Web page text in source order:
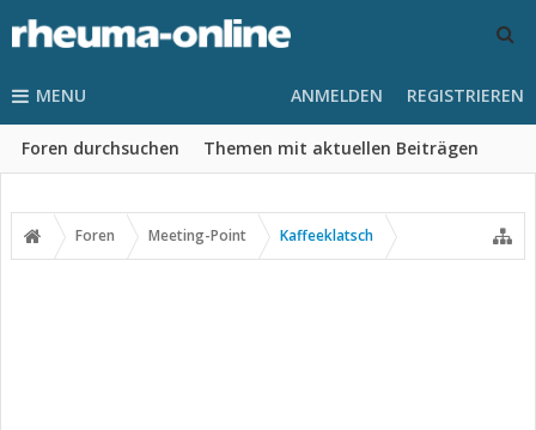
MENU
Foren durchsuchen Themen mit aktuellen Beiträgen
ANMELDEN REGISTRIEREN
Foren Meeting-Point Kaffeeklatsch